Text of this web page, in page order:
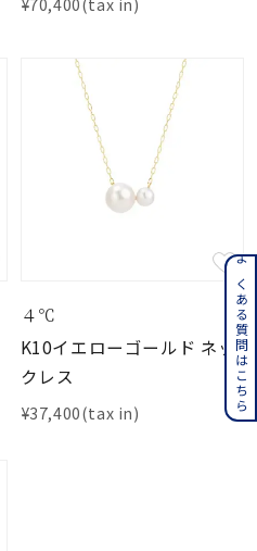
４℃
K10イエローゴールド ネッ
クレス
¥37,400(tax in) よくある質問はこちら